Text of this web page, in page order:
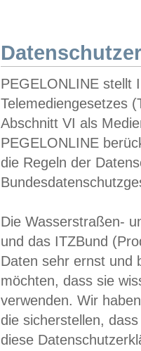
PEGELONLINE stellt
Telemediengesetzes
Abschnitt VI als
PEGELONLINE
die Regeln der
Die Wasserstraßen-
und das ITZBund
Daten sehr ernst und
möchten, dass sie
verwenden. Wir
die sicherstellen,
diese